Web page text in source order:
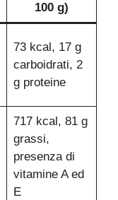
100 g)
73 kcal, 17 g
carboidrati, 2
g proteine
717 kcal, 81 g
grassi,
presenza di
vitamine A ed
E